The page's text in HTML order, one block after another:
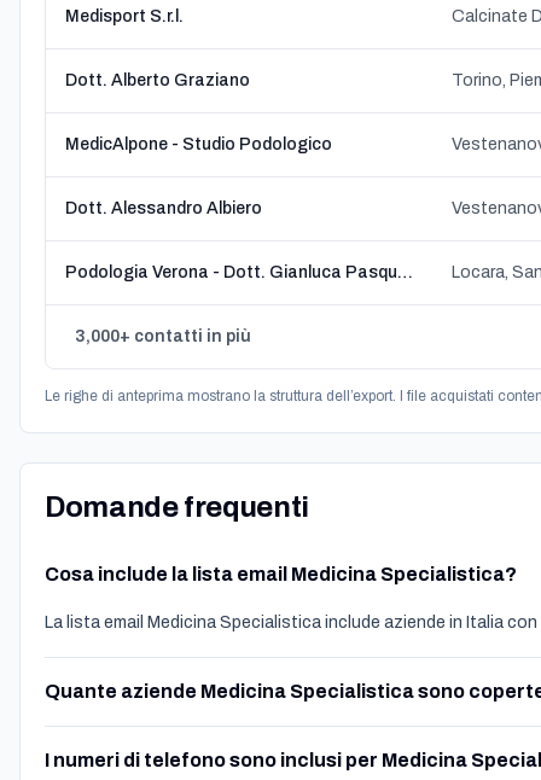
Medisport S.r.l.
Dott. Alberto Graziano Torino,
MedicAlpone - Studio Podologico
Dott. Alessandro Albiero
Podologia Verona - Dott. Gianluca Pasqualini
3,000+ contatti in più
Le righe di anteprima mostrano la struttura dell’export. I file acquistati
Domande frequenti
Cosa include la lista email Medicina Specialistica?
La lista email Medicina Specialistica include aziende in Italia
Quante aziende Medicina Specialistica sono
I numeri di telefono sono inclusi per Medicina